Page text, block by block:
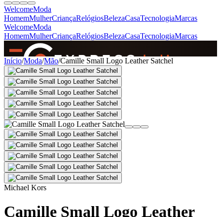
WelcomeModa
HomemMulherCriançaRelógiosBelezaCasaTecnologiaMarcas
WelcomeModa
HomemMulherCriançaRelógiosBelezaCasaTecnologiaMarcas
SINCE 2005
+de 36.000 reviews
Início/Moda/Mão/Camille Small Logo Leather Satchel
Michael Kors
Camille Small Logo Leather